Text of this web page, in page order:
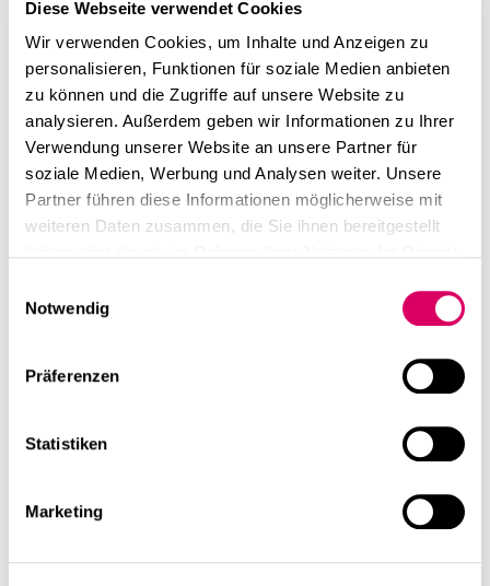
Diese Webseite verwendet Cookies
Wir verwenden Cookies, um Inhalte und Anzeigen zu
personalisieren, Funktionen für soziale Medien anbieten
zu können und die Zugriffe auf unsere Website zu
analysieren. Außerdem geben wir Informationen zu Ihrer
Verwendung unserer Website an unsere Partner für
soziale Medien, Werbung und Analysen weiter. Unsere
Partner führen diese Informationen möglicherweise mit
weiteren Daten zusammen, die Sie ihnen bereitgestellt
Notwendig
Präferenzen
Statistiken
Marketing
linkedininstagram
English
Imprint
Winetasting 2024
@CSMM
At CSMM, it’s not just about architecture – it’s about
bringing people together. Our recent wine-tasting event
once again highlighted the value of a relaxed
atmosphere for inspiring exchanges and fresh
perspectives.
the evening truly special. There was plenty of guessing,
tasting, laughing, and lively discussions.
looking forward to the next one!
Share this page
Related Content